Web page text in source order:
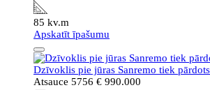
85 kv.m
Apskatīt īpašumu
Dzīvoklis pie jūras Sanremo tiek
Atsauce 5756 € 990.000